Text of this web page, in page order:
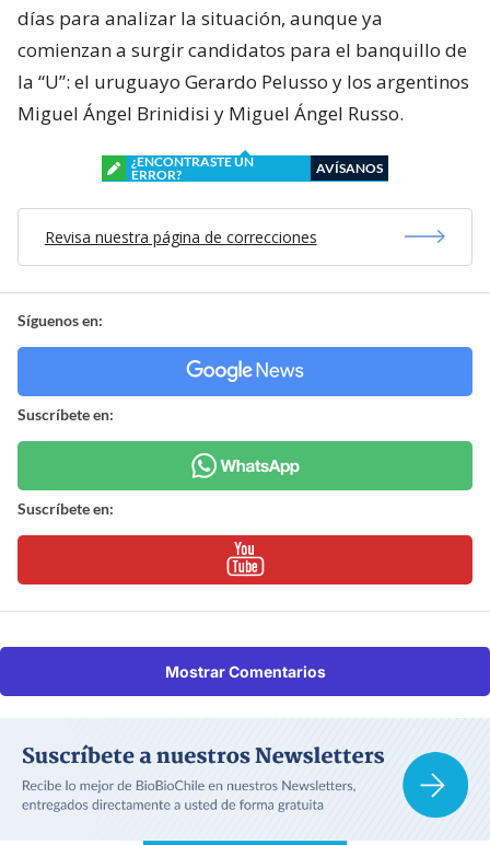
días para analizar la situación, aunque ya
comienzan a surgir candidatos para el banquillo de
la “U”: el uruguayo Gerardo Pelusso y los argentinos
Miguel Ángel Brinidisi y Miguel Ángel Russo.
¿ENCONTRASTE UN
ERROR?
AVÍSANOS
Revisa nuestra página de correcciones
Síguenos en:
Suscríbete en:
Suscríbete en:
Mostrar Comentarios